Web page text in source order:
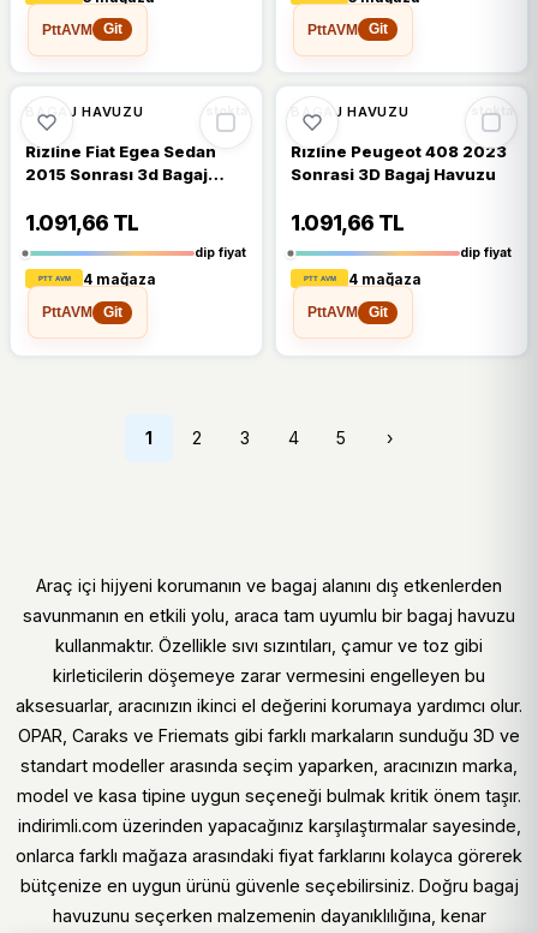
PttAVM
Git
PttAVM
Git
%14
BAGAJ HAVUZU stokta
Rizline Fiat Egea Sedan
2015 Sonrası 3d Bagaj
1.091,66 TL
dip fiyat
4 mağaza
PttAVM
Git
%14
BAGAJ HAVUZU stokta
Rızline Peugeot 408 2023
Sonrasi 3D Bagaj Havuzu
1.091,66 TL
dip fiyat
4 mağaza
PttAVM
Git
1 2 3 4 5 ›
Araç içi hijyeni korumanın ve bagaj alanını dış etkenlerden
savunmanın en etkili yolu, araca tam uyumlu bir bagaj havuzu
kullanmaktır. Özellikle sıvı sızıntıları, çamur ve toz gibi
kirleticilerin döşemeye zarar vermesini engelleyen bu
aksesuarlar, aracınızın ikinci el değerini korumaya yardımcı olur.
OPAR, Caraks ve Friemats gibi farklı markaların sunduğu 3D ve
standart modeller arasında seçim yaparken, aracınızın marka,
model ve kasa tipine uygun seçeneği bulmak kritik önem taşır.
indirimli.com üzerinden yapacağınız karşılaştırmalar sayesinde,
onlarca farklı mağaza arasındaki fiyat farklarını kolayca görerek
bütçenize en uygun ürünü güvenle seçebilirsiniz. Doğru bagaj
havuzunu seçerken malzemenin dayanıklılığına, kenar